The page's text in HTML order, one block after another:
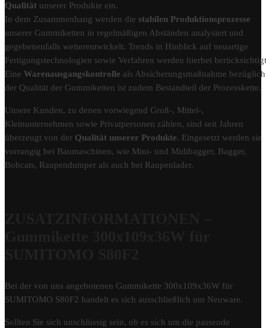
Qualität unserer Produkte ein.
In dem Zusammenhang werden die stabilen Produktionsprozesse
unserer Gummiketten in regelmäßigen Abständen analysiert und
gegebenenfalls weiterentwickelt. Trends in Hinblick auf neuartige
Fertigungstechnologien sowie Verfahren werden hierbei
Eine Warenausgangskontrolle als Absicherungsmaßnahme bezüglich
der Qualität der Gummiketten ist zudem Bestandteil der Prozesskette.
Unsere Kunden, zu denen vorwiegend Groß-, Mittel-,
Kleinunternehmen sowie Privatpersonen zählen, sind seit Jahren
überzeugt von der Qualität unserer Produkte. Eingesetzt werden sie
vorrangig bei Baumaschinen, wie Mini- und Midibagger, Bagger,
Bobcats, Raupendumper als auch bei Raupenlader.
Bei der von uns angebotenen Gummikette 300x109x36W für
SUMITOMO S80F2 handelt es sich ausschließlich um Neuware.
Sollten Sie sich unschlüssig sein, ob es sich um die passende